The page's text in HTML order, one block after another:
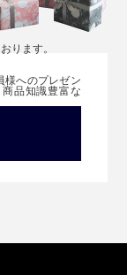
ります。
様へのプレゼン
品知識豊富な